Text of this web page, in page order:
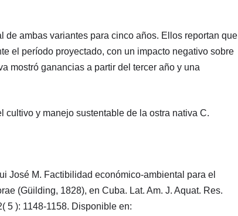
ambas variantes para cinco años. Ellos reportan que
el período proyectado, con un impacto negativo sobre
mostró ganancias a partir del tercer año y una
cultivo y manejo sustentable de la ostra nativa C.
José M. Factibilidad económico-ambiental para el
(Güilding, 1828), en Cuba. Lat. Am. J. Aquat. Res.
): 1148-1158. Disponible en: